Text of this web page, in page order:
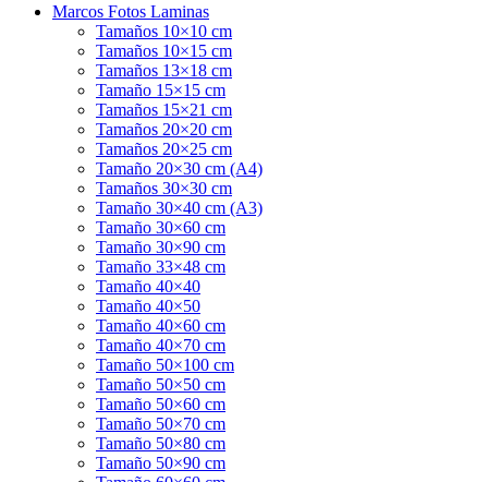
Marcos Fotos Laminas
Tamaños 10×10 cm
Tamaños 10×15 cm
Tamaños 13×18 cm
Tamaño 15×15 cm
Tamaños 15×21 cm
Tamaños 20×20 cm
Tamaños 20×25 cm
Tamaño 20×30 cm (A4)
Tamaños 30×30 cm
Tamaño 30×40 cm (A3)
Tamaño 30×60 cm
Tamaño 30×90 cm
Tamaño 33×48 cm
Tamaño 40×40
Tamaño 40×50
Tamaño 40×60 cm
Tamaño 40×70 cm
Tamaño 50×100 cm
Tamaño 50×50 cm
Tamaño 50×60 cm
Tamaño 50×70 cm
Tamaño 50×80 cm
Tamaño 50×90 cm